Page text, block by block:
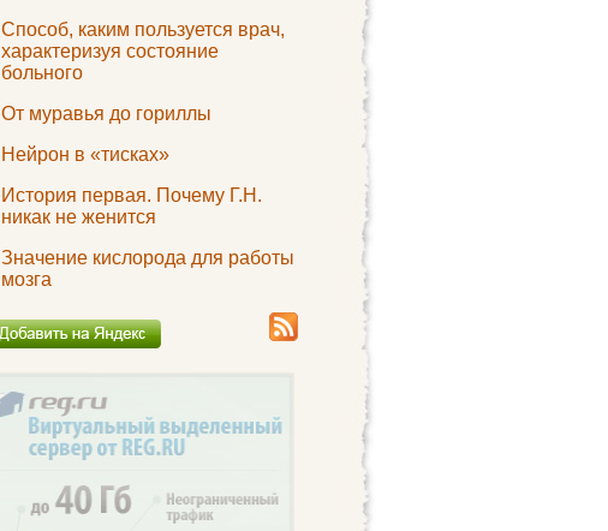
Способ, каким пользуется врач,
характеризуя состояние
больного
От муравья до гориллы
Нейрон в «тисках»
История первая. Почему Г.Н.
никак не женится
Значение кислорода для работы
мозга